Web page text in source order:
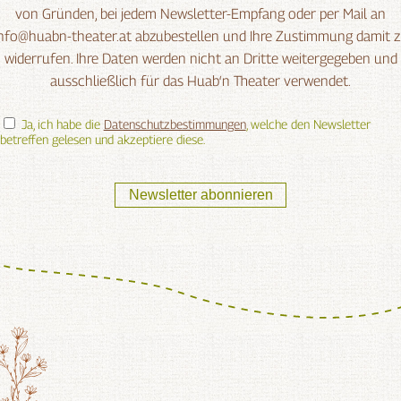
von Gründen, bei jedem Newsletter-Empfang oder per Mail an
theater.at abzubestellen und Ihre Zustimmung damit
widerrufen. Ihre Daten werden nicht an Dritte weitergegeben und
ausschließlich für das Huab‘n Theater verwendet.
Ja, ich habe die Datenschutzbestimmungen, welche den Newsletter
betreffen gelesen und akzeptiere diese.